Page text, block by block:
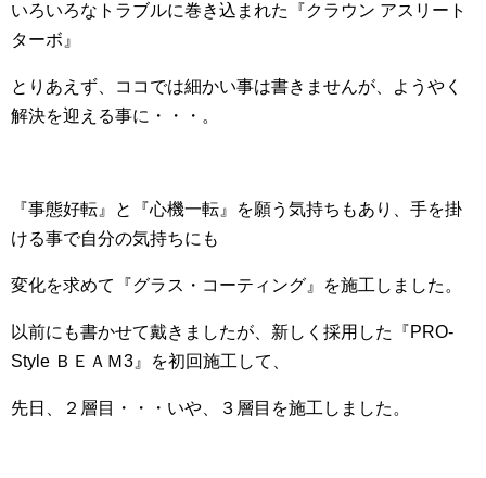
いろいろなトラブルに巻き込まれた『クラウン アスリート
ターボ』
とりあえず、ココでは細かい事は書きませんが、ようやく
解決を迎える事に・・・。
『事態好転』と『心機一転』を願う気持ちもあり、手を掛
ける事で自分の気持ちにも
変化を求めて『グラス・コーティング』を施工しました。
以前にも書かせて戴きましたが、新しく採用した『PRO-
Style ＢＥＡＭ3』を初回施工して、
先日、２層目・・・いや、３層目を施工しました。